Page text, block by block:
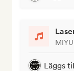
Läggs